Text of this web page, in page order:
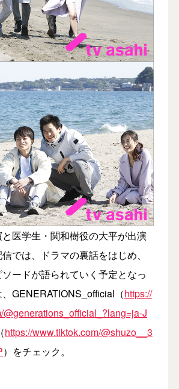
医学生・関和樹役の大平が出演
では、ドラマの裏話をはじめ、
ードが語られていく予定となっ
GENERATIONS_official（https://
@generations_official_?lang=ja-J
https://www.tiktok.com/@shuzo__3
）をチェック。